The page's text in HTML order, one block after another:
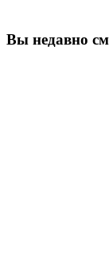
Вы недавно